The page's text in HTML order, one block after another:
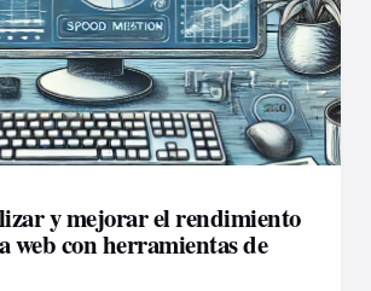
y mejorar el rendimiento
web con herramientas de